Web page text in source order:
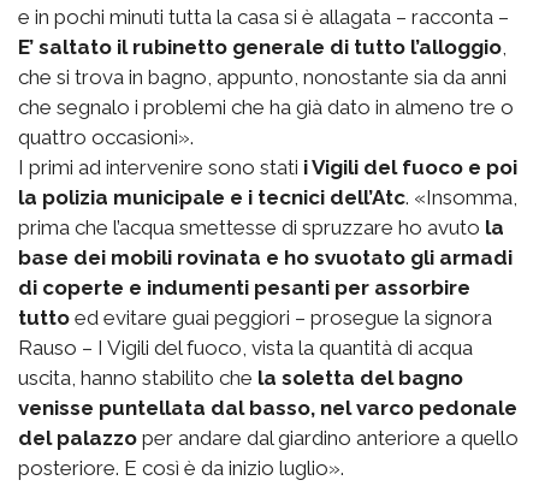
e in pochi minuti tutta la casa si è allagata – racconta –
E’ saltato il rubinetto generale di tutto l’alloggio
che si trova in bagno, appunto, nonostante sia da anni
che segnalo i problemi che ha già dato in almeno tre o
quattro occasioni».
I primi ad intervenire sono stati i Vigili del fuoco e poi
la polizia municipale e i tecnici dell’Atc. «Insomma,
prima che l’acqua smettesse di spruzzare ho avuto la
base dei mobili rovinata e ho svuotato gli armadi
di coperte e indumenti pesanti per assorbire
tutto ed evitare guai peggiori – prosegue la signora
Rauso – I Vigili del fuoco, vista la quantità di acqua
uscita, hanno stabilito che la soletta del bagno
venisse puntellata dal basso, nel varco pedonale
del palazzo per andare dal giardino anteriore a quello
posteriore. E così è da inizio luglio».